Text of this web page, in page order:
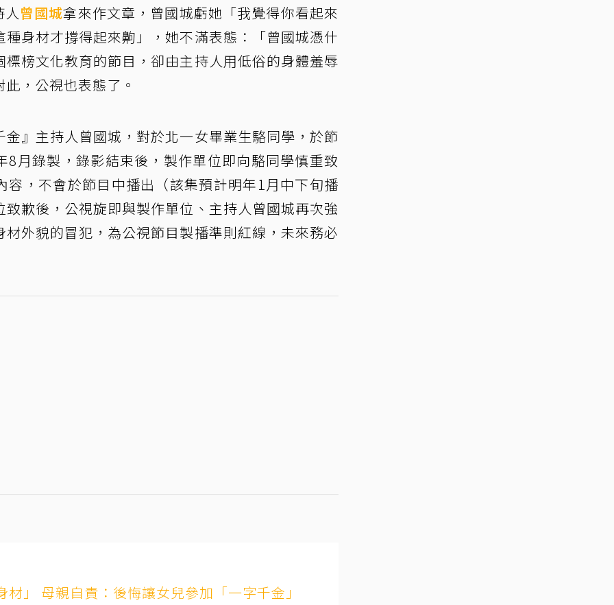
人曾國城拿來作文章，曾國城虧她「我覺得你看起來
身材才撐得起來齁」，她不滿表態：「曾國城憑什
榜文化教育的節目，卻由主持人用低俗的身體羞辱
，公視也表態了。
』主持人曾國城，對於北一女畢業生駱同學，於節
月錄製，錄影結束後，製作單位即向駱同學慎重致
容，不會於節目中播出（該集預計明年1月中下旬播
歉後，公視旋即與製作單位、主持人曾國城再次強
外貌的冒犯，為公視節目製播準則紅線，未來務必
」 母親自責：後悔讓女兒參加「一字千金」